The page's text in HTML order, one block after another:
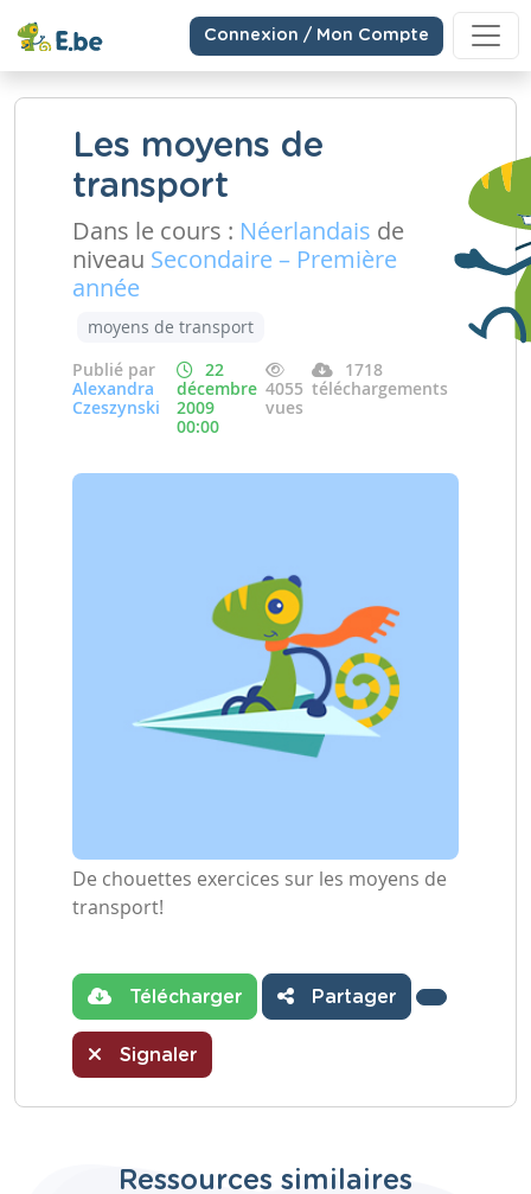
Connexion / Mon Compte
Les moyens de
transport
Dans le cours : Néerlandais de
niveau Secondaire – Première
année
moyens de transport
Publié par
Alexandra
Czeszynski
22
décembre
2009
00:00
4055
vues
1718
téléchargements
De chouettes exercices sur les moyens de
transport!
Télécharger Partager
Signaler
Ressources similaires